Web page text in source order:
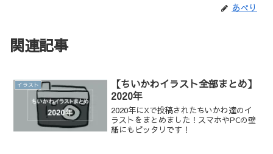
あべり
関連記事
イラスト
【ちいかわイラスト全部まとめ】
2020年
2020年にXで投稿されたちいかわ達のイ
ラストをまとめました！スマホやPCの壁
紙にもピッタリです！